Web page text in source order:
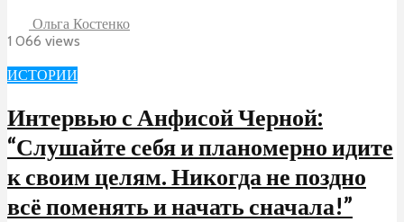
Ольга Костенко
1 066 views
ИСТОРИИ
Интервью с Анфисой Черной:
“Слушайте себя и планомерно идите
к своим целям. Никогда не поздно
всё поменять и начать сначала!”